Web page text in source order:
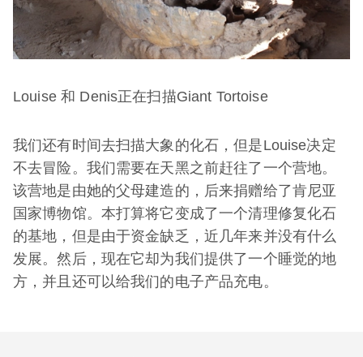
Louise 和 Denis正在扫描Giant Tortoise
我们还有时间去扫描大象的化石，但是Louise决定
不去冒险。我们需要在天黑之前赶往了一个营地。
该营地是由她的父母建造的，后来捐赠给了肯尼亚
国家博物馆。本打算将它变成了一个清理修复化石
的基地，但是由于资金缺乏，近几年来并没有什么
发展。然后，现在它却为我们提供了一个睡觉的地
方，并且还可以给我们的电子产品充电。